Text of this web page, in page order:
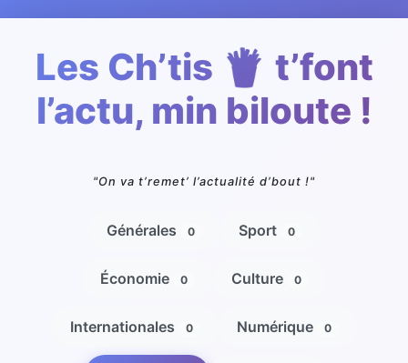
Les Ch’tis 🍟 t’font
l’actu, min biloute !
"On va t’remet’ l’actualité d’bout !"
Générales 0 Sport 0
Économie 0 Culture 0
Internationales 0 Numérique 0